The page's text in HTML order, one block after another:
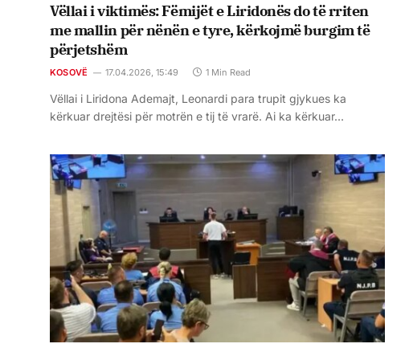
Vëllai i viktimës: Fëmijët e Liridonës do të rriten
me mallin për nënën e tyre, kërkojmë burgim të
përjetshëm
KOSOVË 17.04.2026, 15:49 1 Min Read
Vëllai i Liridona Ademajt, Leonardi para trupit gjykues ka
kërkuar drejtësi për motrën e tij të vrarë. Ai ka kërkuar…